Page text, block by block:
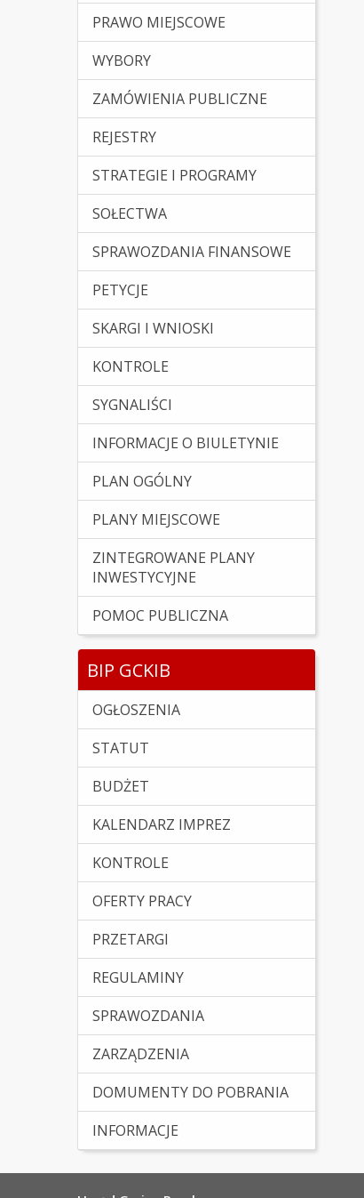
PRAWO MIEJSCOWE
WYBORY
ZAMÓWIENIA PUBLICZNE
REJESTRY
STRATEGIE I PROGRAMY
SOŁECTWA
SPRAWOZDANIA FINANSOWE
PETYCJE
SKARGI I WNIOSKI
KONTROLE
SYGNALIŚCI
INFORMACJE O BIULETYNIE
PLAN OGÓLNY
PLANY MIEJSCOWE
ZINTEGROWANE PLANY
INWESTYCYJNE
POMOC PUBLICZNA
BIP GCKIB
OGŁOSZENIA
STATUT
BUDŻET
KALENDARZ IMPREZ
KONTROLE
OFERTY PRACY
PRZETARGI
REGULAMINY
SPRAWOZDANIA
ZARZĄDZENIA
DOMUMENTY DO POBRANIA
INFORMACJE